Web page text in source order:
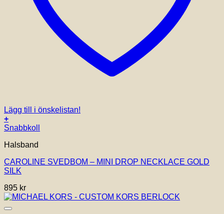
Lägg till i önskelistan!
+
Snabbkoll
Halsband
CAROLINE SVEDBOM – MINI DROP NECKLACE GOLD
SILK
895 kr